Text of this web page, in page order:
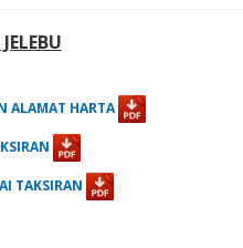
ALAMAT HARTA
TAKSIRAN